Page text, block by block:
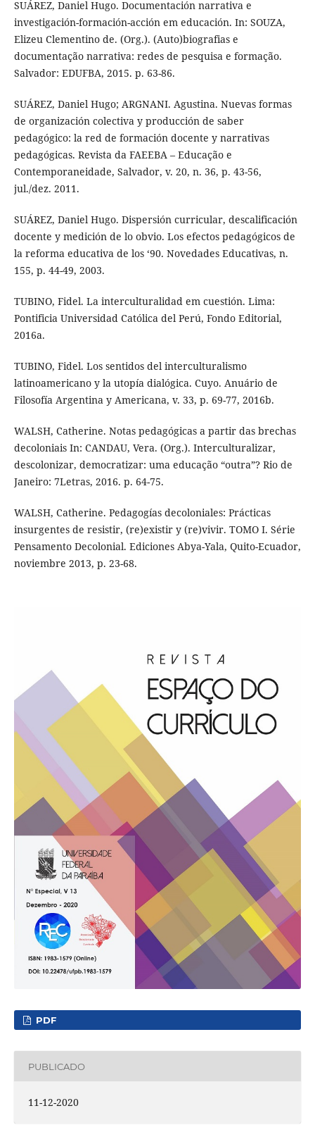
SUÁREZ, Daniel Hugo. Documentación narrativa e
investigación-formación-acción em educación. In: SOUZA,
Elizeu Clementino de. (Org.). (Auto)biografias e
documentação narrativa: redes de pesquisa e formação.
Salvador: EDUFBA, 2015. p. 63-86.
SUÁREZ, Daniel Hugo; ARGNANI. Agustina. Nuevas formas
de organización colectiva y producción de saber
pedagógico: la red de formación docente y narrativas
pedagógicas. Revista da FAEEBA – Educação e
Contemporaneidade, Salvador, v. 20, n. 36, p. 43-56,
jul./dez. 2011.
SUÁREZ, Daniel Hugo. Dispersión curricular, descalificación
docente y medición de lo obvio. Los efectos pedagógicos de
la reforma educativa de los ‘90. Novedades Educativas, n.
155, p. 44-49, 2003.
TUBINO, Fidel. La interculturalidad em cuestión. Lima:
Pontificia Universidad Católica del Perú, Fondo Editorial,
2016a.
TUBINO, Fidel. Los sentidos del interculturalismo
latinoamericano y la utopía dialógica. Cuyo. Anuário de
Filosofía Argentina y Americana, v. 33, p. 69-77, 2016b.
WALSH, Catherine. Notas pedagógicas a partir das brechas
decoloniais In: CANDAU, Vera. (Org.). Interculturalizar,
descolonizar, democratizar: uma educação “outra”? Rio de
Janeiro: 7Letras, 2016. p. 64-75.
WALSH, Catherine. Pedagogías decoloniales: Prácticas
insurgentes de resistir, (re)existir y (re)vivir. TOMO I. Série
Pensamento Decolonial. Ediciones Abya-Yala, Quito-Ecuador,
noviembre 2013, p. 23-68.
PDF
PUBLICADO
11-12-2020